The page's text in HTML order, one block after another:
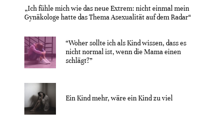
„Ich fühle mich wie das neue Extrem: nicht einmal mein
Gynäkologe hatte das Thema Asexualität auf dem Radar“
“Woher sollte ich als Kind wissen, dass es
nicht normal ist, wenn die Mama einen
schlägt?”
Ein Kind mehr, wäre ein Kind zu viel